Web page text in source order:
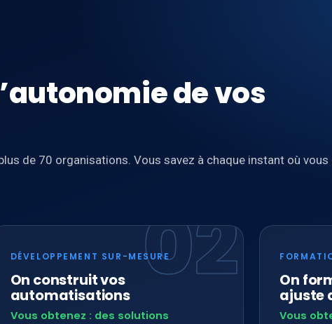
de vos
de 70 organisations. Vous savez à chaque instant où vous
02
DÉVELOPPEMENT SUR-MESURE
On construit vos
automatisations
Vous obtenez : des solutions
On
ajuste
Vous